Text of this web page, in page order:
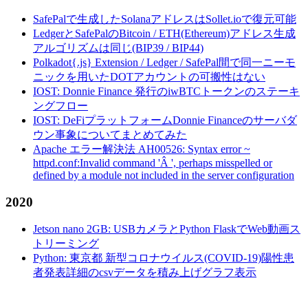
SafePalで生成したSolanaアドレスはSollet.ioで復元可能
LedgerとSafePalのBitcoin / ETH(Ethereum)アドレス生成
アルゴリズムは同じ(BIP39 / BIP44)
Polkadot{.js} Extension / Ledger / SafePal間で同一ニーモ
ニックを用いたDOTアカウントの可搬性はない
IOST: Donnie Finance 発行のiwBTCトークンのステーキ
ングフロー
IOST: DeFiプラットフォームDonnie Financeのサーバダ
ウン事象についてまとめてみた
Apache エラー解決法 AH00526: Syntax error ~
httpd.conf:Invalid command 'Â ', perhaps misspelled or
defined by a module not included in the server configuration
2020
Jetson nano 2GB: USBカメラとPython FlaskでWeb動画ス
トリーミング
Python: 東京都 新型コロナウイルス(COVID-19)陽性患
者発表詳細のcsvデータを積み上げグラフ表示